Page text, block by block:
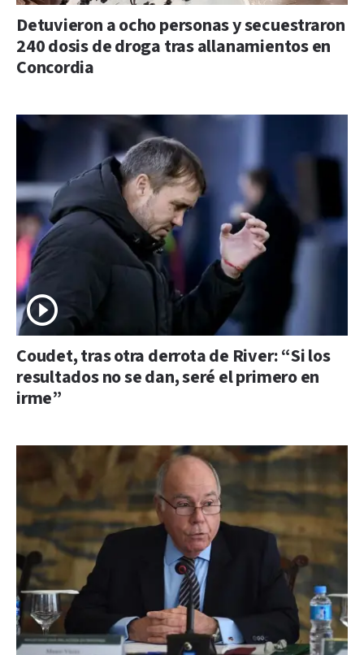
Detuvieron a ocho personas y secuestraron
240 dosis de droga tras allanamientos en
Concordia
Coudet, tras otra derrota de River: “Si los
resultados no se dan, seré el primero en
irme”